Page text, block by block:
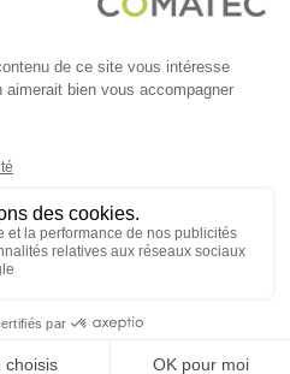
PACKAGING
Xavier Fafeur
FRANCE
DE COOKIES
CGV